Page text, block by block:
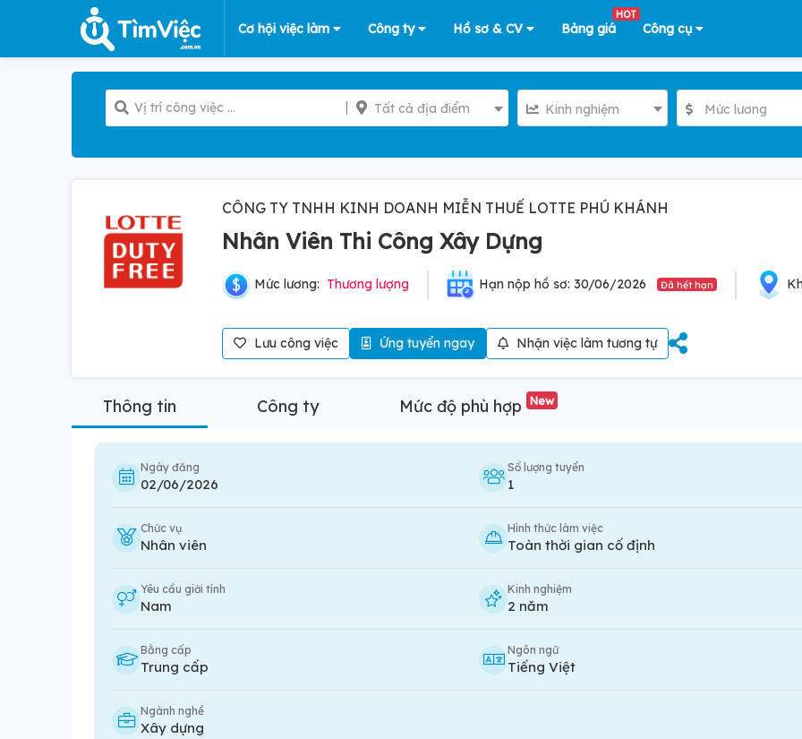
Cơ hội việc làm Công ty Hồ sơ & CV Bảng giá
HOT
Công cụ
Tất cả địa điểm Kinh nghiệm Mức lương
CÔNG TY TNHH KINH DOANH MIỄN THUẾ LOTTE PHÚ KHÁNH
Nhân Viên Thi Công Xây Dựng
Mức lương: Thương lượng Hạn nộp hồ sơ: 30/06/2026 Đã hết hạn
Lưu công việc Ứng tuyển ngay Nhận việc làm tương tự
Thông tin Công ty Mức độ phù hợp New
Ngày đăng
02/06/2026
Số lượng tuyển
1
Chức vụ
Nhân viên
Hình thức làm việc
Toàn thời gian cố định
Yêu cầu giới tính
Nam
Kinh nghiệm
2 năm
Bằng cấp
Trung cấp
Ngôn ngữ
Tiếng Việt
Ngành nghề
Xây dựng